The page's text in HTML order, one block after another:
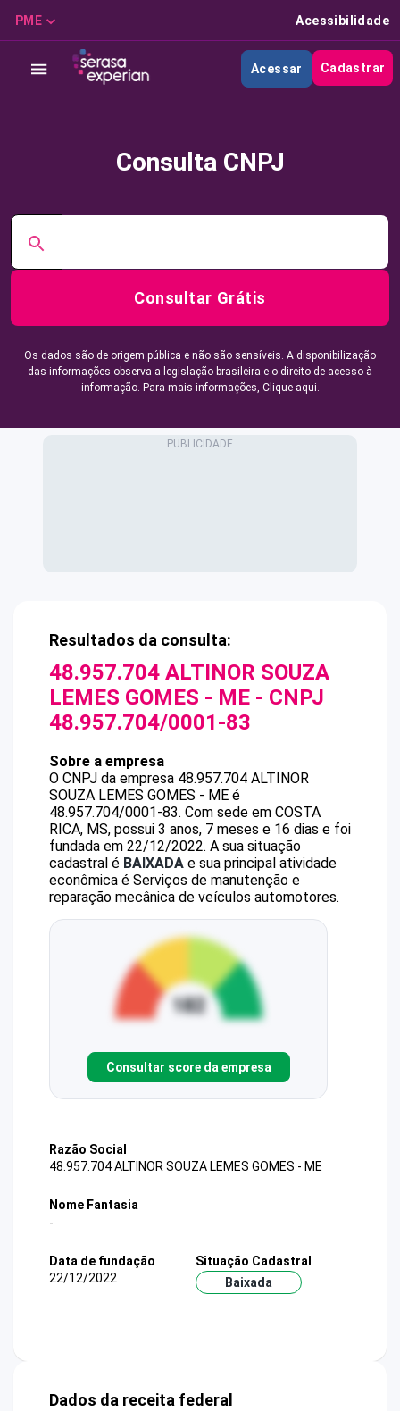
PME Acessibilidade
Acessar Cadastrar
Consulta CNPJ
Consultar Grátis
Os dados são de origem pública e não são sensíveis. A disponibilização
das informações observa a legislação brasileira e o direito de acesso à
informação. Para mais informações, Clique aqui.
Resultados da consulta:
48.957.704 ALTINOR SOUZA
LEMES GOMES - ME - CNPJ
48.957.704/0001-83
Sobre a empresa
O CNPJ da empresa 48.957.704 ALTINOR
SOUZA LEMES GOMES - ME é
48.957.704/0001-83. Com sede em COSTA
RICA, MS, possui 3 anos, 7 meses e 16 dias e foi
fundada em 22/12/2022. A sua situação
cadastral é BAIXADA e sua principal atividade
econômica é Serviços de manutenção e
reparação mecânica de veículos automotores.
Consultar score da empresa
Razão Social
48.957.704 ALTINOR SOUZA LEMES GOMES - ME
Nome Fantasia
-
Data de fundação
22/12/2022
Situação Cadastral
Baixada
Dados da receita federal